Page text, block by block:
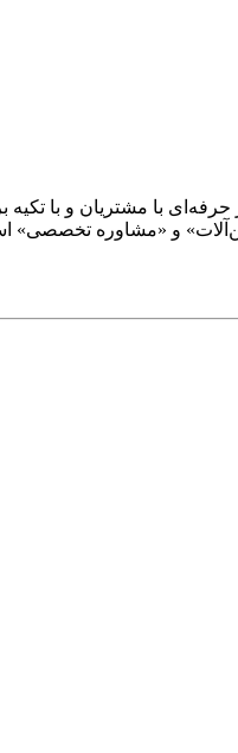
حرفه‌ای با مشتریان و با
و «مشاوره تخصصی»